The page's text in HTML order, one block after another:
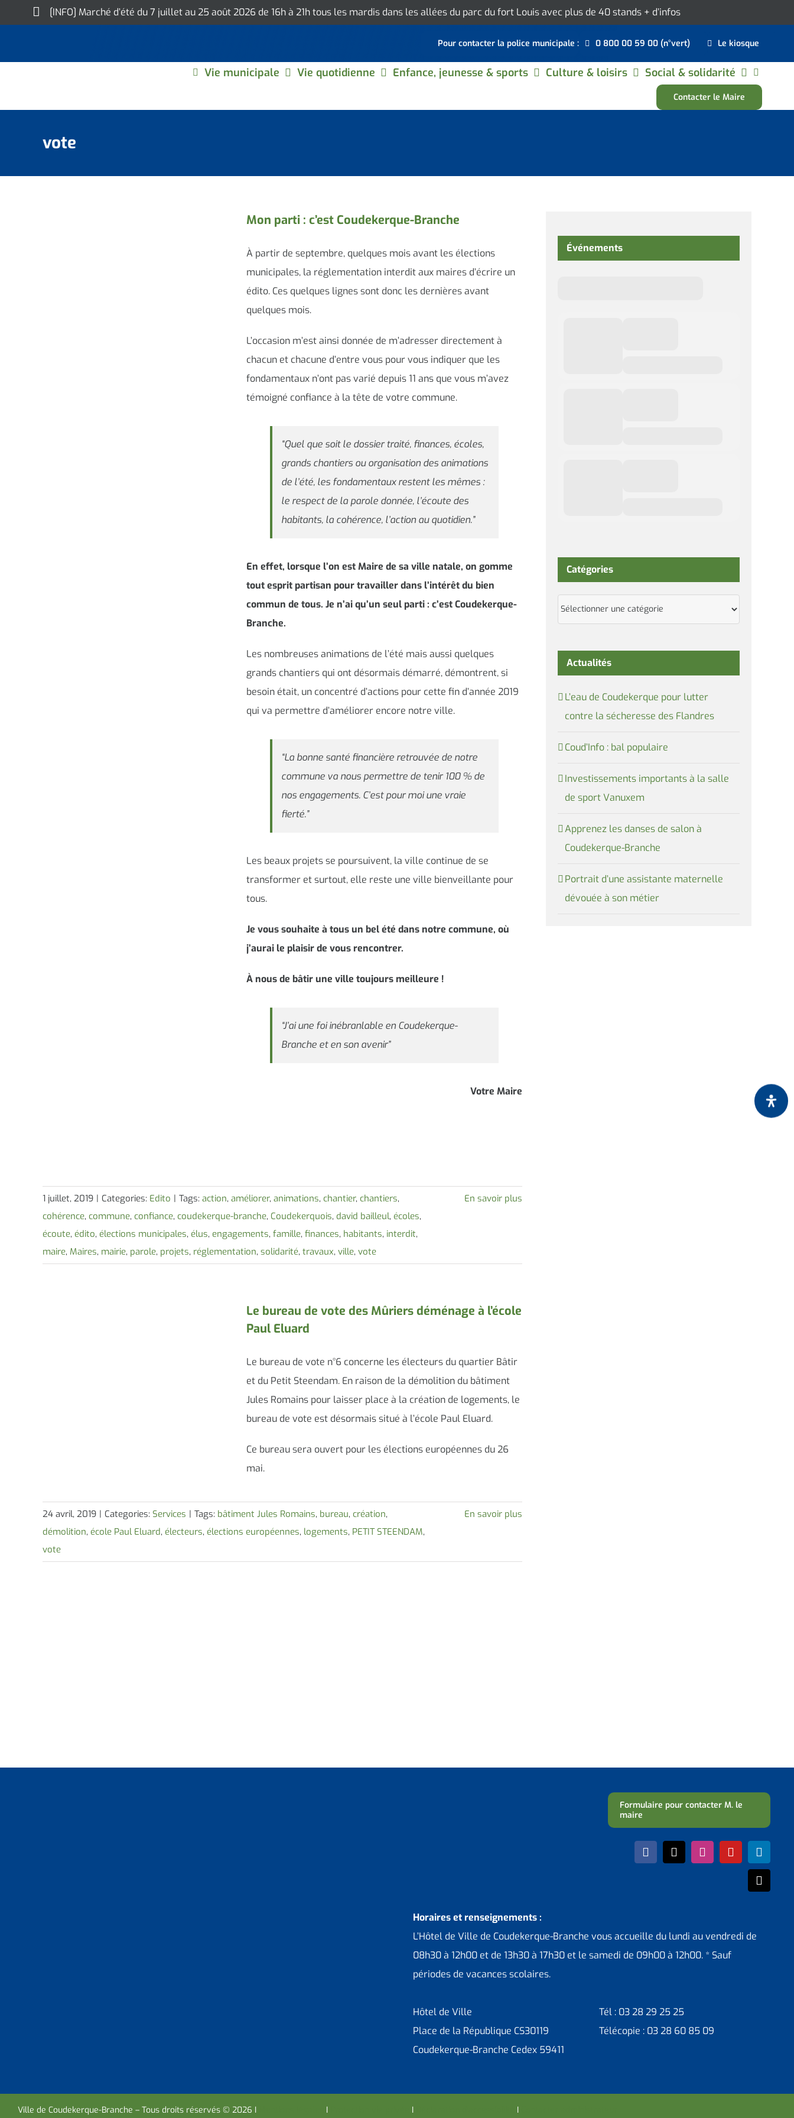
to
[INFO] Marché d’été du 7 juillet au 25 août 2026 de 16h à 21h tous les mardis dans les allées du parc du fort Louis avec plus de 40 stands + d’infos
Pour contacter la police municipale : 0 800 00 59 00 (n°vert) Le kiosque
Vie municipale Vie quotidienne Enfance, jeunesse & sports Culture & loisirs Social & solidarité
Contacter le Maire
vote
Mon parti : c’est Coudekerque-Branche
À partir de septembre, quelques mois avant les élections
municipales, la réglementation interdit aux maires d’écrire un
édito. Ces quelques lignes sont donc les dernières avant
quelques mois.
L’occasion m’est ainsi donnée de m’adresser directement à
chacun et chacune d’entre vous pour vous indiquer que les
fondamentaux n’ont pas varié depuis 11 ans que vous m’avez
témoigné confiance à la tête de votre commune.
“Quel que soit le dossier traité, finances, écoles,
grands chantiers ou organisation des animations
de l’été, les fondamentaux restent les mêmes :
le respect de la parole donnée, l’écoute des
habitants, la cohérence, l’action au quotidien.”
En effet, lorsque l’on est Maire de sa ville natale, on gomme
tout esprit partisan pour travailler dans l’intérêt du bien
commun de tous. Je n’ai qu’un seul parti : c’est Coudekerque-
Branche.
Les nombreuses animations de l’été mais aussi quelques
grands chantiers qui ont désormais démarré, démontrent, si
besoin était, un concentré d’actions pour cette fin d’année 2019
qui va permettre d’améliorer encore notre ville.
“La bonne santé financière retrouvée de notre
commune va nous permettre de tenir 100 % de
nos engagements. C’est pour moi une vraie
fierté.”
Les beaux projets se poursuivent, la ville continue de se
transformer et surtout, elle reste une ville bienveillante pour
tous.
Je vous souhaite à tous un bel été dans notre commune, où
j’aurai le plaisir de vous rencontrer.
À nous de bâtir une ville toujours meilleure !
“J’ai une foi inébranlable en Coudekerque-
Branche et en son avenir”
Votre Maire
1 juillet, 2019 | Categories: Edito | Tags: action, améliorer, animations, chantier, chantiers,
cohérence, commune, confiance, coudekerque-branche, Coudekerquois, david bailleul, écoles,
écoute, édito, élections municipales, élus, engagements, famille, finances, habitants, interdit,
maire, Maires, mairie, parole, projets, réglementation, solidarité, travaux, ville, vote
En savoir plus
Le bureau de vote des Mûriers déménage à l’école
Paul Eluard
Le bureau de vote n°6 concerne les électeurs du quartier Bâtir
et du Petit Steendam. En raison de la démolition du bâtiment
Jules Romains pour laisser place à la création de logements, le
bureau de vote est désormais situé à l’école Paul Eluard.
Ce bureau sera ouvert pour les élections européennes du 26
mai.
24 avril, 2019 | Categories: Services | Tags: bâtiment Jules Romains, bureau, création,
démolition, école Paul Eluard, électeurs, élections européennes, logements, PETIT STEENDAM,
vote
En savoir plus
Événements
Catégories
Catégories
Actualités
L’eau de Coudekerque pour lutter
contre la sécheresse des Flandres
Coud’Info : bal populaire
Investissements importants à la salle
de sport Vanuxem
Apprenez les danses de salon à
Coudekerque-Branche
Portrait d’une assistante maternelle
dévouée à son métier
Formulaire pour contacter M. le
maire
Horaires et renseignements :
L’Hôtel de Ville de Coudekerque-Branche vous accueille du lundi au vendredi de
08h30 à 12h00 et de 13h30 à 17h30 et le samedi de 09h00 à 12h00. * Sauf
périodes de vacances scolaires.
Hôtel de Ville
Place de la République CS30119
Coudekerque-Branche Cedex 59411
Tél : 03 28 29 25 25
Télécopie : 03 28 60 85 09
Ville de Coudekerque-Branche – Tous droits réservés © 2026 I I I I